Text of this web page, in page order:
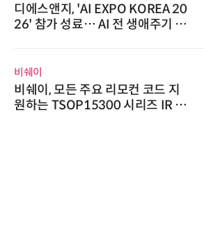
디에스앤지, 'AI EXPO KOREA 20
26' 참가 성료… AI 전 생애주기 아
비쉐이
비쉐이, 모든 주요 리모컨 코드 지
원하는 TSOP15300 시리즈 IR 수